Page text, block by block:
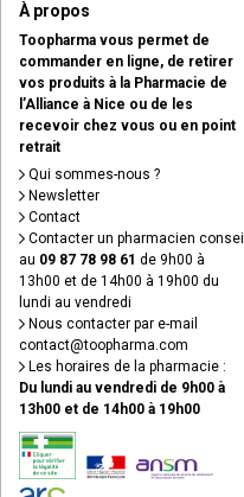
À propos
Toopharma vous permet de
commander en ligne, de retirer
vos produits à la Pharmacie de
l’Alliance à Nice ou de les
recevoir chez vous ou en point
retrait
Qui sommes-nous ?
Newsletter
Contact
Contacter un pharmacien conseil
au 09 87 78 98 61 de 9h00 à
13h00 et de 14h00 à 19h00 du
lundi au vendredi
Nous contacter par e-mail
contact@toopharma.com
Les horaires de la pharmacie :
Du lundi au vendredi de 9h00 à
13h00 et de 14h00 à 19h00